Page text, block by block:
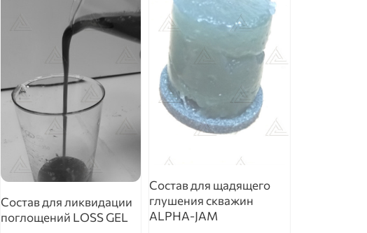
Состав для ликвидации
поглощений LOSS GEL
Состав для щадящего
глушения скважин
ALPHA-JAM